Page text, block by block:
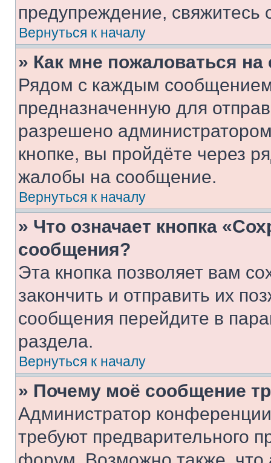
предупреждение,
Вернуться к началу
» Как мне пожаловаться
Рядом с каждым сообщением
предназначенную для
разрешено
кнопке, вы пройдёте через
жалобы на сообщение.
Вернуться к началу
» Что означает кнопка
сообщения?
Эта кнопка позволяет вам
закончить и отправить их
сообщения перейдите в
раздела.
Вернуться к началу
» Почему моё сообщение
Администратор
требуют предварительного